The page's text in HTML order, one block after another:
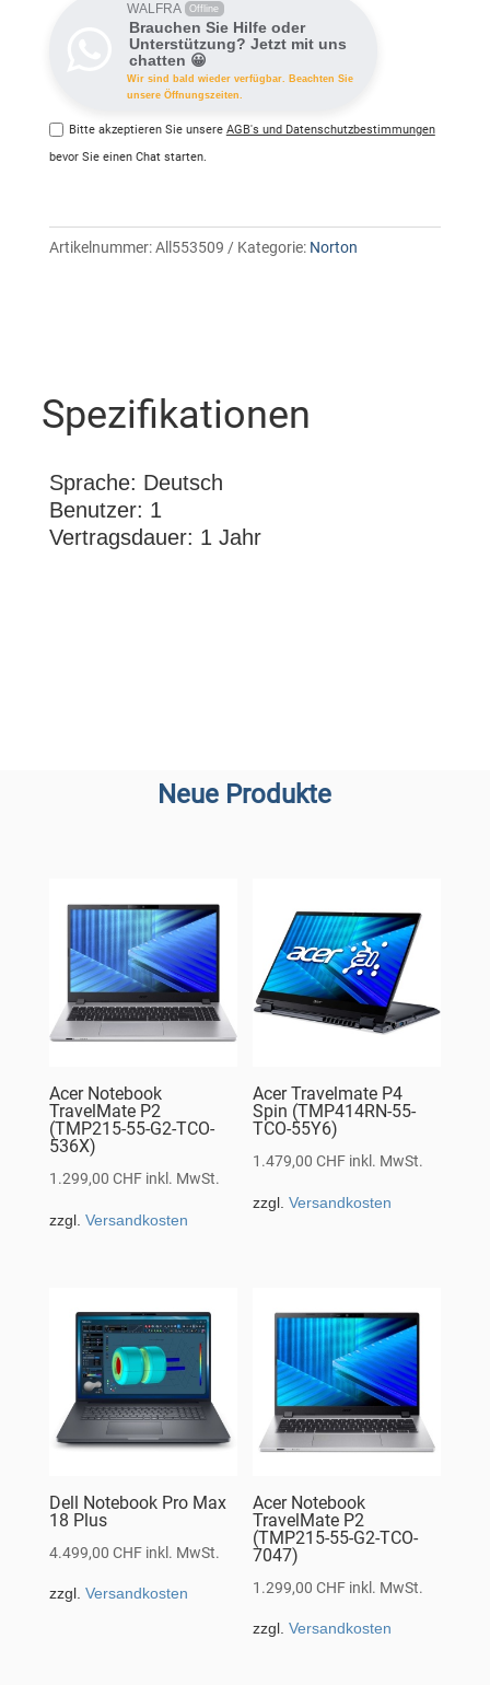
WALFRA Offline
Brauchen Sie Hilfe oder
Unterstützung? Jetzt mit uns
chatten 😀
Wir sind bald wieder verfügbar. Beachten Sie
unsere Öffnungszeiten.
Bitte akzeptieren Sie unsere AGB's und Datenschutzbestimmungen
bevor Sie einen Chat starten.
Artikelnummer:All553509 Kategorie: Norton
Spezifikationen
Sprache: Deutsch
Benutzer: 1
Vertragsdauer: 1 Jahr
Neue Produkte
Acer Notebook
TravelMate P2
(TMP215-55-G2-TCO-
536X)
1.299,00 CHF inkl. MwSt.
zzgl. Versandkosten
Acer Travelmate P4
Spin (TMP414RN-55-
TCO-55Y6)
1.479,00CHF inkl. MwSt.
zzgl.Versandkosten
Dell Notebook Pro Max
18 Plus
4.499,00 CHF inkl. MwSt.
zzgl. Versandkosten
Acer Notebook
TravelMate P2
(TMP215-55-G2-TCO-
7047)
1.299,00CHF inkl. MwSt.
zzgl.Versandkosten